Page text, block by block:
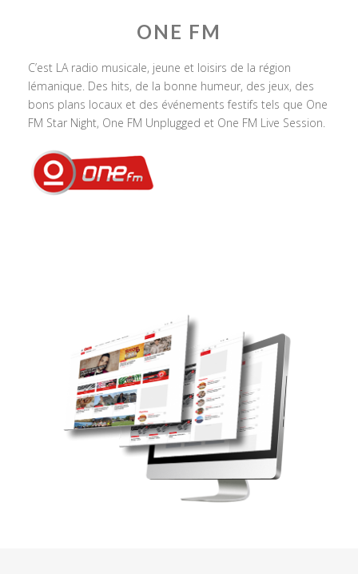
ONE FM
C’est LA radio musicale, jeune et loisirs de la région
lémanique. Des hits, de la bonne humeur, des jeux, des
bons plans locaux et des événements festifs tels que One
FM Star Night, One FM Unplugged et One FM Live Session.